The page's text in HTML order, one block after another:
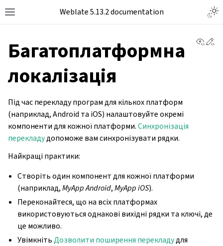
Toggle site navigation sidebar
Weblate 5.13.2 documentation
Багатоплатформна
локалізація
Під час перекладу програм для кількох платформ
(наприклад, Android та iOS) налаштовуйте окремі
компоненти для кожної платформи.Синхронізація
перекладудопоможе вам синхронізувати рядки.
Найкращі практики:
Створіть один компонент для кожної платформи
(наприклад,MyApp Android,MyApp iOS).
Переконайтеся, що на всіх платформах
використовуються однакові вихідні рядки та ключі, де
це можливо.
УвімкнітьДозволити поширення перекладудля